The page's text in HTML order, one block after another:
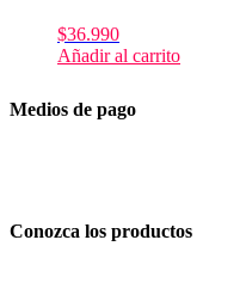
$36.990
Añadir al carrito
Medios de pago
Conozca los productos